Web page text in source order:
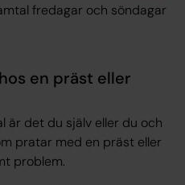
fredagar och söndagar
en präst eller
är det du själv eller du och
pratar med en präst eller
problem.